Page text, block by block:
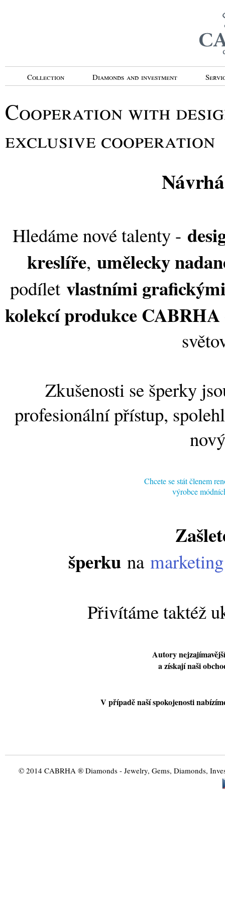
Collection Diamonds and investment
Cooperation with
exclusive cooperation
Hledáme nové talenty -
kreslíře, umělecky
podíletvlastními
kolekcí produkce
Zkušenosti se šperky
profesionální přístup,
Chcete se stát členem
výrobce
šperku na
Přivítáme taktéž
Autory
a získají naši
V případě naší spokojenosti
© 2014 CABRHA ® Diamonds - Jewelry, Gems, Diamonds,